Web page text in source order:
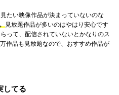
たい映像作品が決まっていないのな
見放題作品が多いのはやはり安心です
って、配信されていないとかなりのス
作品も見放題なので、おすすめ作品が
してる